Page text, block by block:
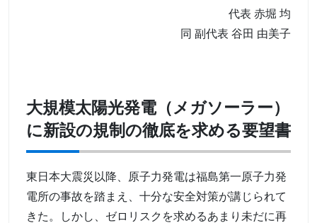
代表 赤堀 均
同 副代表 谷田 由美子
大規模太陽光発電（メガソーラー）
に新設の規制の徹底を求める要望書
東日本大震災以降、原子力発電は福島第一原子力発
電所の事故を踏まえ、十分な安全対策が講じられて
きた。しかし、ゼロリスクを求めるあまり未だに再